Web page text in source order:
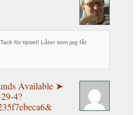
för tipset! Låter som jag får
Available ➤
4?